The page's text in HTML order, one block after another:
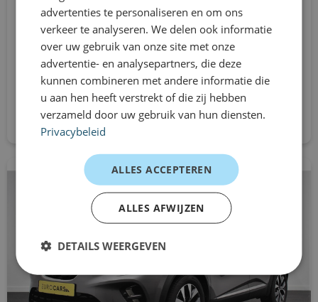
dakrails
dimlichten automatisch
elektrisch bedienbare achterklep
elektrische ramen achter
elektrische ramen voor
Elektrisch inklapbare trekhaak
Elektronisch Stabiliteits Programma
extra getint glas
grootlichtassistent
hill hold functie
SUV
Vanaf
€1049/mnd excl. btw
Direct aanvragen
advertenties te personaliseren en om ons
verkeer te analyseren. We delen ook informatie
over uw gebruik van onze site met onze
advertentie- en analysepartners, die deze
kunnen combineren met andere informatie die
u aan hen heeft verstrekt of die zij hebben
verzameld door uw gebruik van hun diensten.
Privacybeleid
ALLES ACCEPTEREN
ALLES AFWIJZEN
DETAILS WEERGEVEN